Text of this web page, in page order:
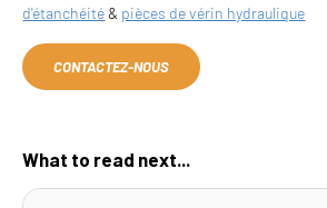
d'étanchéité& pièces de vérin hydraulique
CONTACTEZ-NOUS
What to read next...